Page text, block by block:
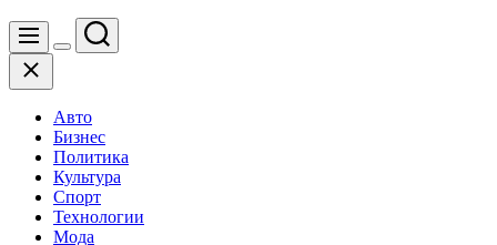
Меню
Цвет
Поиск
Закрыть
Авто
Бизнес
Политика
Культура
Спорт
Технологии
Мода